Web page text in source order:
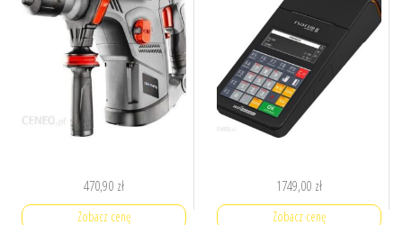
470,90 zł
Zobacz cenę
1749,00 zł
Zobacz cenę